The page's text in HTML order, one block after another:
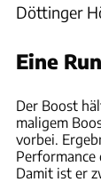
Döttinger
Eine
Der Boost
maligem
vorbei.
Performance
Damit ist er